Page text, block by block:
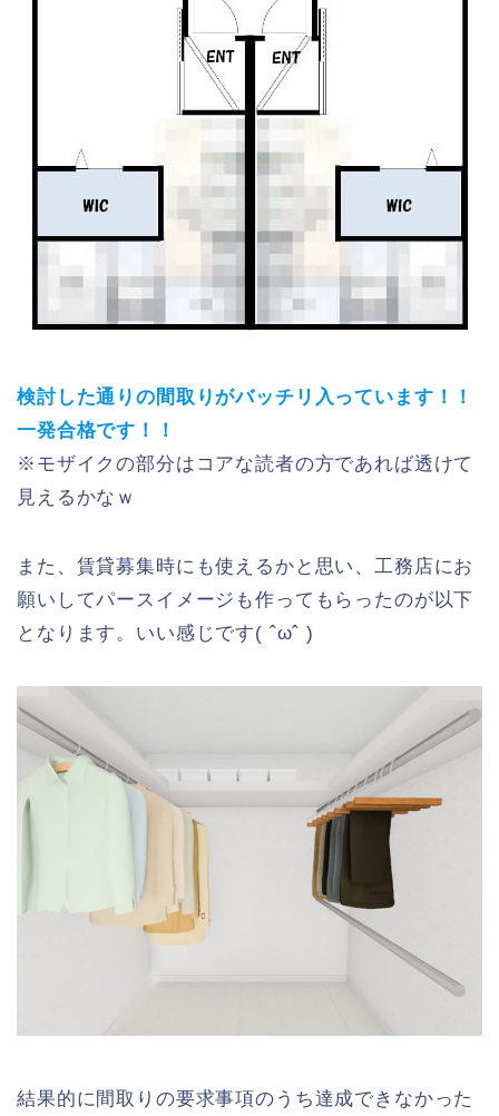
検討した通りの間取りがバッチリ入っています！！
一発合格です！！
※モザイクの部分はコアな読者の方であれば透けて
見えるかなｗ
また、賃貸募集時にも使えるかと思い、工務店にお
願いしてパースイメージも作ってもらったのが以下
となります。いい感じです( ˆωˆ )
結果的に間取りの要求事項のうち達成できなかった